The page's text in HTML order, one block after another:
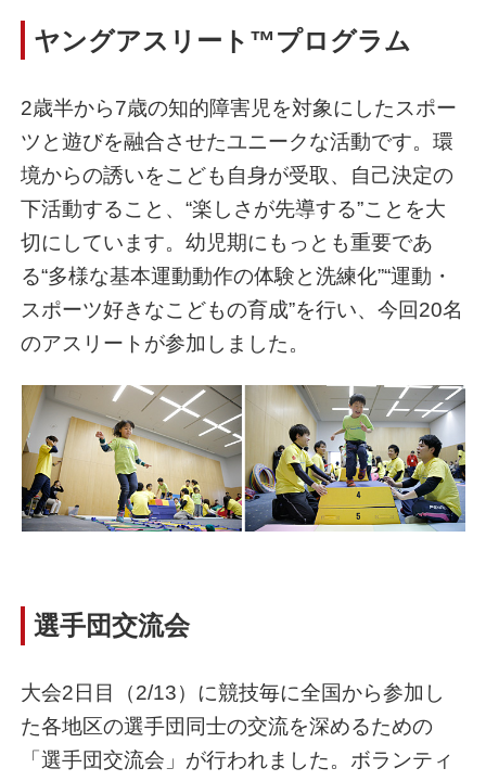
ヤングアスリート™プログラム
2歳半から7歳の知的障害児を対象にしたスポー
ツと遊びを融合させたユニークな活動です。環
境からの誘いをこども自身が受取、自己決定の
下活動すること、“楽しさが先導する”ことを大
切にしています。幼児期にもっとも重要であ
る“多様な基本運動動作の体験と洗練化”“運動・
スポーツ好きなこどもの育成”を行い、今回20名
のアスリートが参加しました。
選手団交流会
大会2日目（2/13）に競技毎に全国から参加し
た各地区の選手団同士の交流を深めるための
「選手団交流会」が行われました。ボランティ